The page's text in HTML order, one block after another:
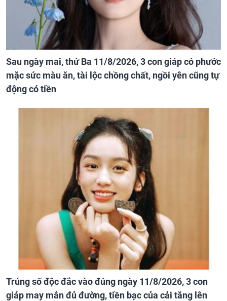
Sau ngày mai, thứ Ba 11/8/2026, 3 con giáp có phước
mặc sức màu ăn, tài lộc chồng chất, ngồi yên cũng tự
động có tiền
Trúng số độc đắc vào đúng ngày 11/8/2026, 3 con
giáp may mắn đủ đường, tiền bạc của cải tăng lên